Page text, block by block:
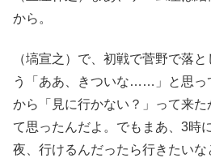
から。
（塙宣之）で、初戦で菅野で落
う「ああ、きついな……」と思っ
から「見に行かない？」って来
て思ったんだよ。でもまあ、3時
夜、行けるんだったら行きたい